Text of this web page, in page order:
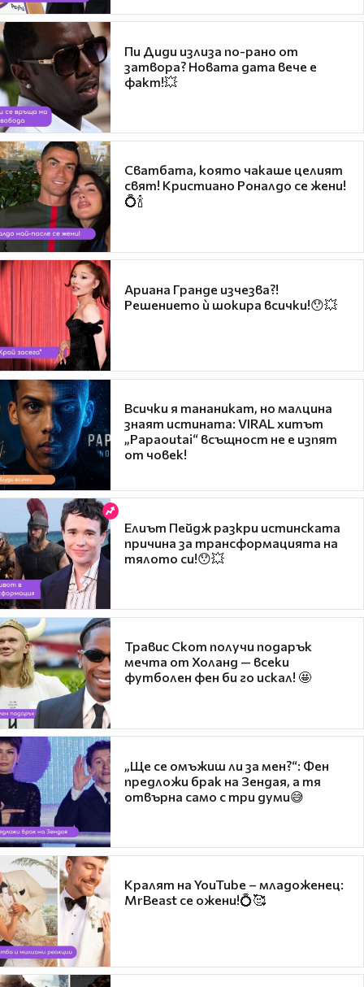
Пи Диди излиза по-рано от
затвора? Новата дата вече е
факт!💥
Сватбата, която чакаше целият
свят! Кристиано Роналдо се жени!
💍🍾
Ариана Гранде изчезва?!
Решението ѝ шокира всички!😯💥
Всички я тананикат, но малцина
знаят истината: VIRAL хитът
„Papaoutai“ всъщност не е изпят
от човек!
Елиът Пейдж разкри истинската
причина за трансформацията на
тялото си!😯💥
Травис Скот получи подарък
мечта от Холанд — всеки
футболен фен би го искал! 🤩
„Ще се омъжиш ли за мен?“: Фен
предложи брак на Зендая, а тя
отвърна само с три думи😅
Кралят на YouTube – младоженец:
MrBeast се ожени!💍🥰